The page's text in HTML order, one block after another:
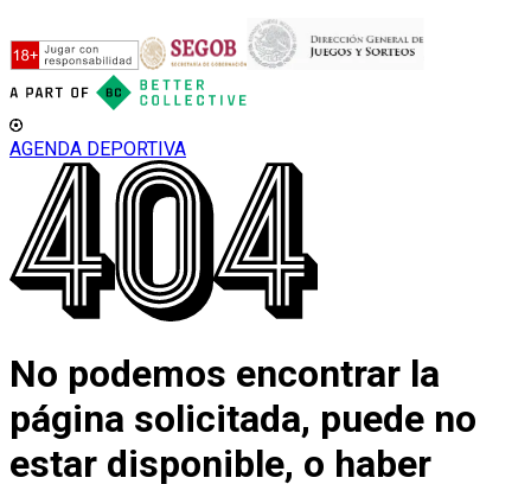
AGENDA DEPORTIVA
No podemos encontrar la
página solicitada, puede no
estar disponible, o haber